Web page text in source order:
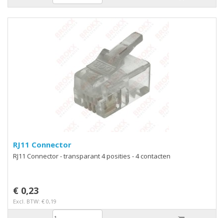
RJ11 Connector
RJ11 Connector - transparant 4 posities - 4 contacten
€ 0,23
Excl. BTW: € 0,19